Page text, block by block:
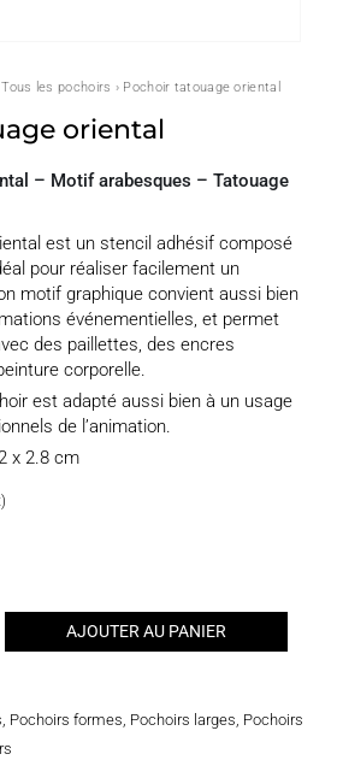
Tous les pochoirs › Pochoir tatouage oriental
oriental
– Motif arabesques – Tatouage
est un stencil adhésif composé
pour réaliser facilement un
motif graphique convient aussi bien
événementielles, et permet
des paillettes, des encres
corporelle.
est adapté aussi bien à un usage
de l’animation.
x 2.8 cm
AJOUTER AU PANIER
, Pochoirs formes, Pochoirs larges, Pochoirs